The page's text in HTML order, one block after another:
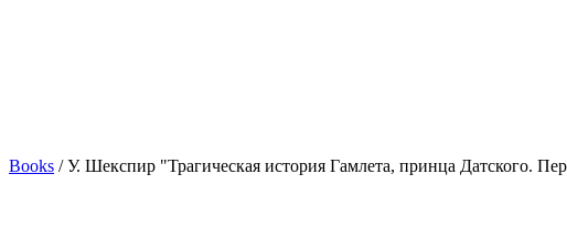
Books / У. Шекспир "Трагическая история Гамлета, принца Датского.